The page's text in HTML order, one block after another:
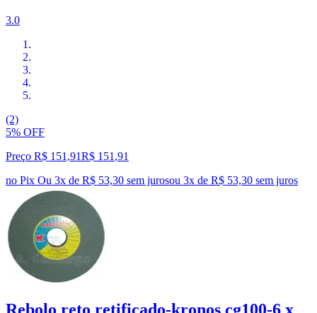
3.0
(2)
5% OFF
Preço R$ 151,91R$ 151 ,91
no Pix Ou 3x de R$ 53,30 sem jurosou 3x de R$ 53,30 sem juros